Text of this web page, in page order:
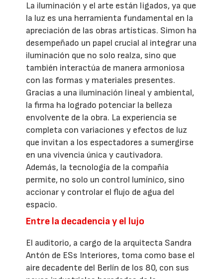
La iluminación y el arte están ligados, ya que
la luz es una herramienta fundamental en la
apreciación de las obras artísticas. Simon ha
desempeñado un papel crucial al integrar una
iluminación que no solo realza, sino que
también interactúa de manera armoniosa
con las formas y materiales presentes.
Gracias a una iluminación lineal y ambiental,
la firma ha logrado potenciar la belleza
envolvente de la obra. La experiencia se
completa con variaciones y efectos de luz
que invitan a los espectadores a sumergirse
en una vivencia única y cautivadora.
Además, la tecnología de la compañía
permite, no solo un control lumínico, sino
accionar y controlar el flujo de agua del
espacio.
Entre la decadencia y el lujo
El auditorio, a cargo de la arquitecta Sandra
Antón de ESs Interiores, toma como base el
aire decadente del Berlín de los 80, con sus